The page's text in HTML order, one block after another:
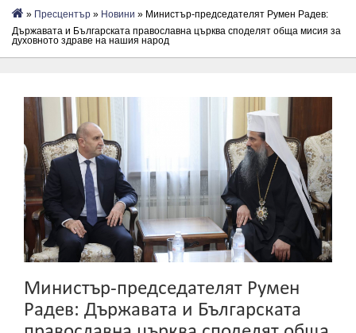
» Пресцентър » Новини » Министър-председателят Румен Радев:
Държавата и Българската православна църква споделят обща мисия за
духовното здраве на нашия народ
Министър-председателят Румен
Радев: Държавата и Българската